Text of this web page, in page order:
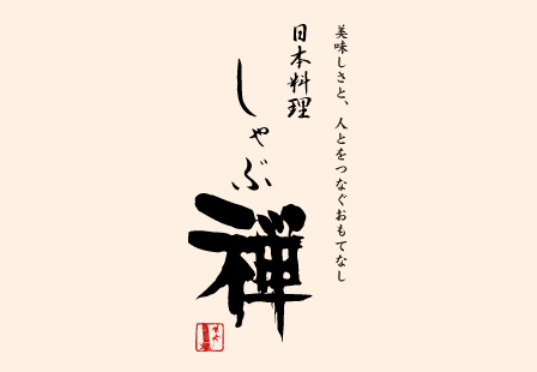
店舗情報
ご優待
ブランドトップ
ご予約はこちら